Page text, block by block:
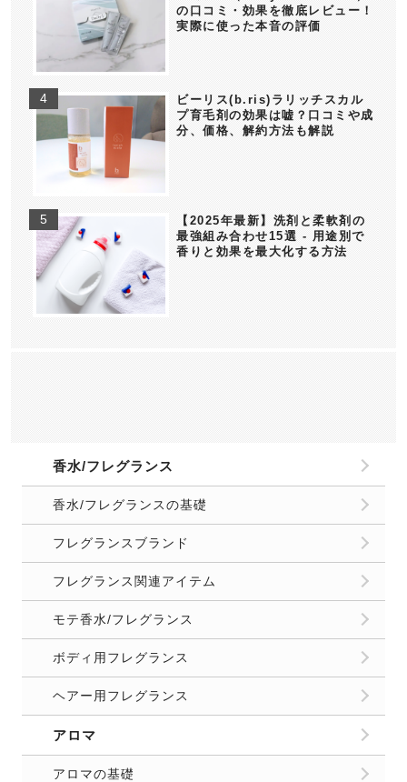
の口コミ・効果を徹底レビュー！
実際に使った本音の評価
ビーリス(b.ris)ラリッチスカル
プ育毛剤の効果は嘘？口コミや成
分、価格、解約方法も解説
【2025年最新】洗剤と柔軟剤の
最強組み合わせ15選 - 用途別で
香りと効果を最大化する方法
香水/フレグランス
香水/フレグランスの基礎
フレグランスブランド
フレグランス関連アイテム
モテ香水/フレグランス
ボディ用フレグランス
ヘアー用フレグランス
アロマ
アロマの基礎